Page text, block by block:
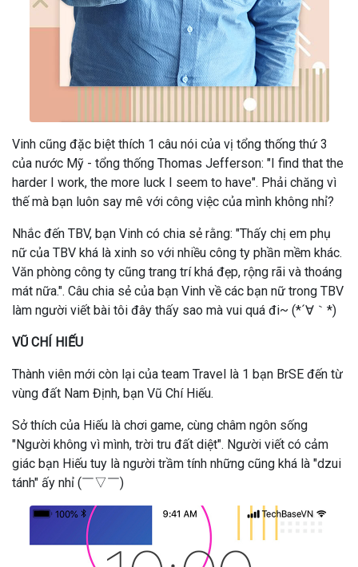
Vinh cũng đặc biệt thích 1 câu nói của vị tổng thống thứ 3
của nước Mỹ - tổng thống Thomas Jefferson: "I find that the
harder I work, the more luck I seem to have". Phải chăng vì
thế mà bạn luôn say mê với công việc của mình không nhỉ?
Nhắc đến TBV, bạn Vinh có chia sẻ rằng: "Thấy chị em phụ
nữ của TBV khá là xinh so với nhiều công ty phần mềm khác.
Văn phòng công ty cũng trang trí khá đẹp, rộng rãi và thoáng
mát nữa.". Câu chia sẻ của bạn Vinh về các bạn nữ trong TBV
làm người viết bài tôi đây thấy sao mà vui quá đi~ (*´∀｀*)
VŨ CHÍ HIẾU
Thành viên mới còn lại của team Travel là 1 bạn BrSE đến từ
vùng đất Nam Định, bạn Vũ Chí Hiếu.
Sở thích của Hiếu là chơi game, cùng châm ngôn sống
"Người không vì mình, trời tru đất diệt". Người viết có cảm
giác bạn Hiếu tuy là người trầm tính những cũng khá là "dzui
tánh" ấy nhỉ (￣▽￣)